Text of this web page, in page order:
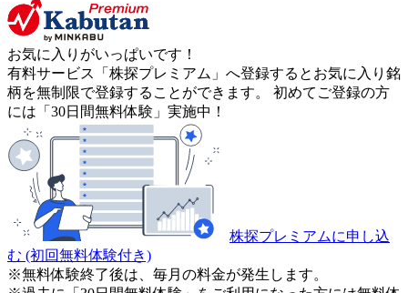
お気に入りがいっぱいです！
有料サービス「株探プレミアム」へ登録するとお気に入り銘
柄を無制限で登録することができます。 初めてご登録の方
には「30日間無料体験」実施中！
株探プレミアムに申し込
む (初回無料体験付き)
※無料体験終了後は、毎月の料金が発生します。